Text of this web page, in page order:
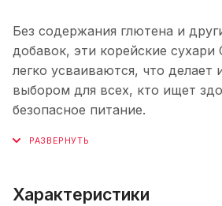
Без содержания глютена и
добавок, эти корейские сухари
легко усваиваются, что делает
выбором для всех, кто ищет
безопасное питание.
Характеристики